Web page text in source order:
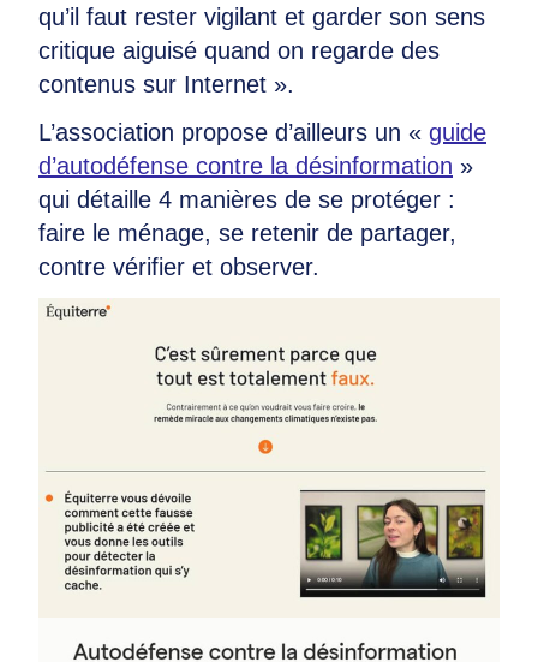
qu’il faut rester vigilant et garder son sens
critique aiguisé quand on regarde des
contenus sur Internet ».
L’association propose d’ailleurs un « guide
d’autodéfense contre la désinformation »
qui détaille 4 manières de se protéger :
faire le ménage, se retenir de partager,
contre vérifier et observer.